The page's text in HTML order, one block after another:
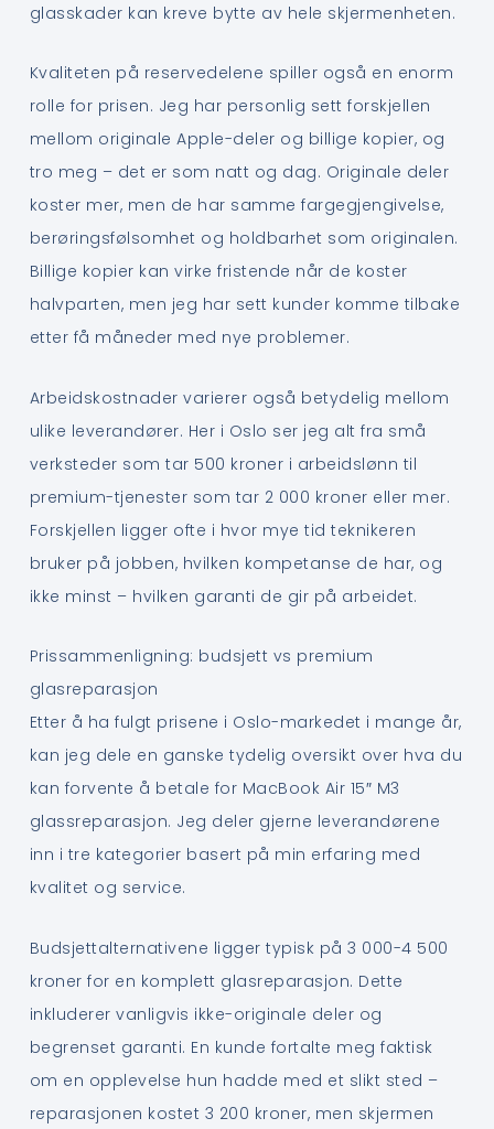
glasskader kan kreve bytte av hele skjermenheten.
Kvaliteten på reservedelene spiller også en enorm
rolle for prisen. Jeg har personlig sett forskjellen
mellom originale Apple-deler og billige kopier, og
tro meg – det er som natt og dag. Originale deler
koster mer, men de har samme fargegjengivelse,
berøringsfølsomhet og holdbarhet som originalen.
Billige kopier kan virke fristende når de koster
halvparten, men jeg har sett kunder komme tilbake
etter få måneder med nye problemer.
Arbeidskostnader varierer også betydelig mellom
ulike leverandører. Her i Oslo ser jeg alt fra små
verksteder som tar 500 kroner i arbeidslønn til
premium-tjenester som tar 2 000 kroner eller mer.
Forskjellen ligger ofte i hvor mye tid teknikeren
bruker på jobben, hvilken kompetanse de har, og
ikke minst – hvilken garanti de gir på arbeidet.
Prissammenligning: budsjett vs premium
glasreparasjon
Etter å ha fulgt prisene i Oslo-markedet i mange år,
kan jeg dele en ganske tydelig oversikt over hva du
kan forvente å betale for MacBook Air 15″ M3
glassreparasjon. Jeg deler gjerne leverandørene
inn i tre kategorier basert på min erfaring med
kvalitet og service.
Budsjettalternativene ligger typisk på 3 000-4 500
kroner for en komplett glasreparasjon. Dette
inkluderer vanligvis ikke-originale deler og
begrenset garanti. En kunde fortalte meg faktisk
om en opplevelse hun hadde med et slikt sted –
reparasjonen kostet 3 200 kroner, men skjermen